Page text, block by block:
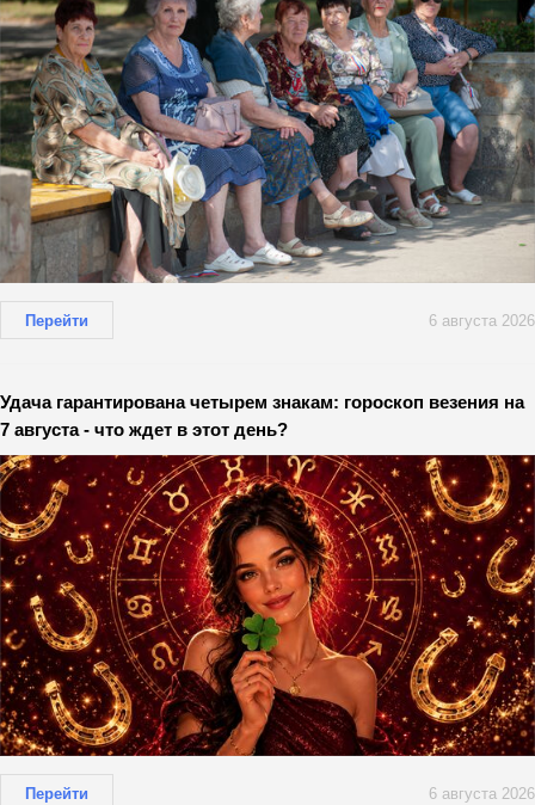
Перейти 6 августа 2026
Удача гарантирована четырем знакам: гороскоп везения на
7 августа - что ждет в этот день?
Перейти 6 августа 2026